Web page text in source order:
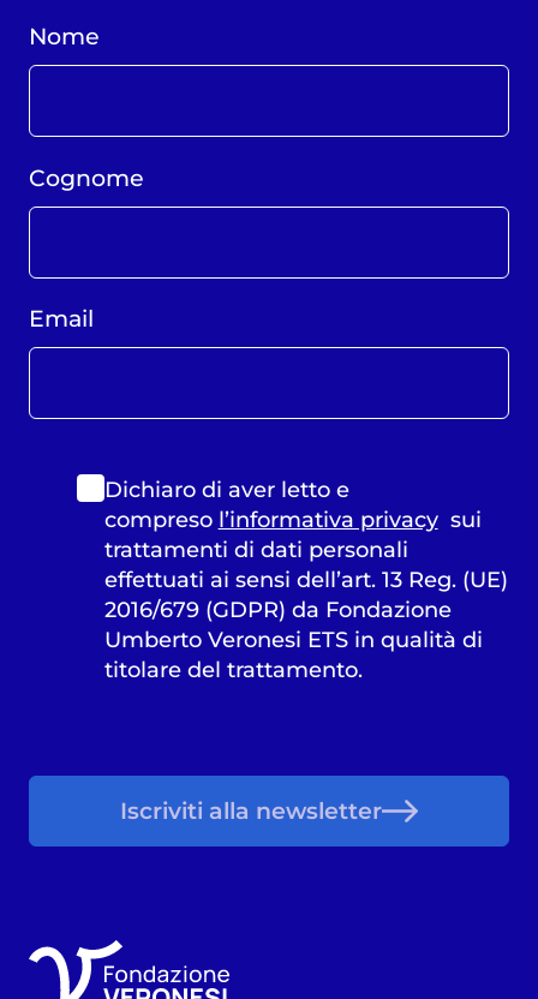
Nome
Cognome
Email
Dichiaro di aver letto e
compreso l’informativa privacysui
trattamenti di dati personali
effettuati ai sensi dell’art. 13 Reg. (UE)
2016/679 (GDPR) da Fondazione
Umberto Veronesi ETS in qualità di
titolare del trattamento.
Iscriviti alla newsletter